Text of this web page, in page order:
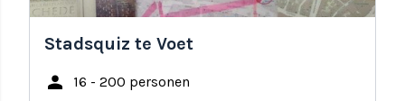
Stadsquiz te Voet
person 16 - 200 personen